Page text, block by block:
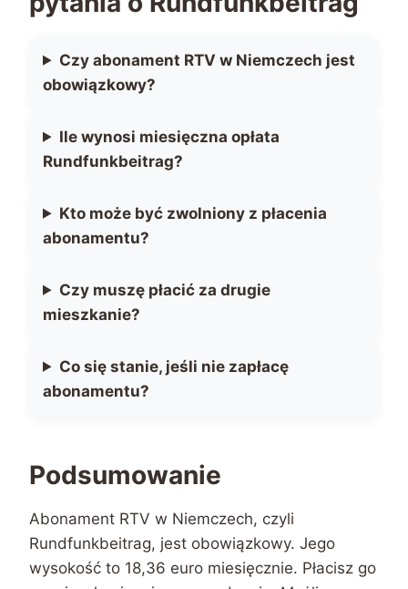
Czy abonament RTV w Niemczech jest
obowiązkowy?
Ile wynosi miesięczna opłata
Rundfunkbeitrag?
Kto może być zwolniony z płacenia
abonamentu?
Czy muszę płacić za drugie
mieszkanie?
Co się stanie, jeśli nie zapłacę
abonamentu?
Podsumowanie
Abonament RTV w Niemczech, czyli
Rundfunkbeitrag, jest obowiązkowy. Jego
wysokość to 18,36 euro miesięcznie. Płacisz go